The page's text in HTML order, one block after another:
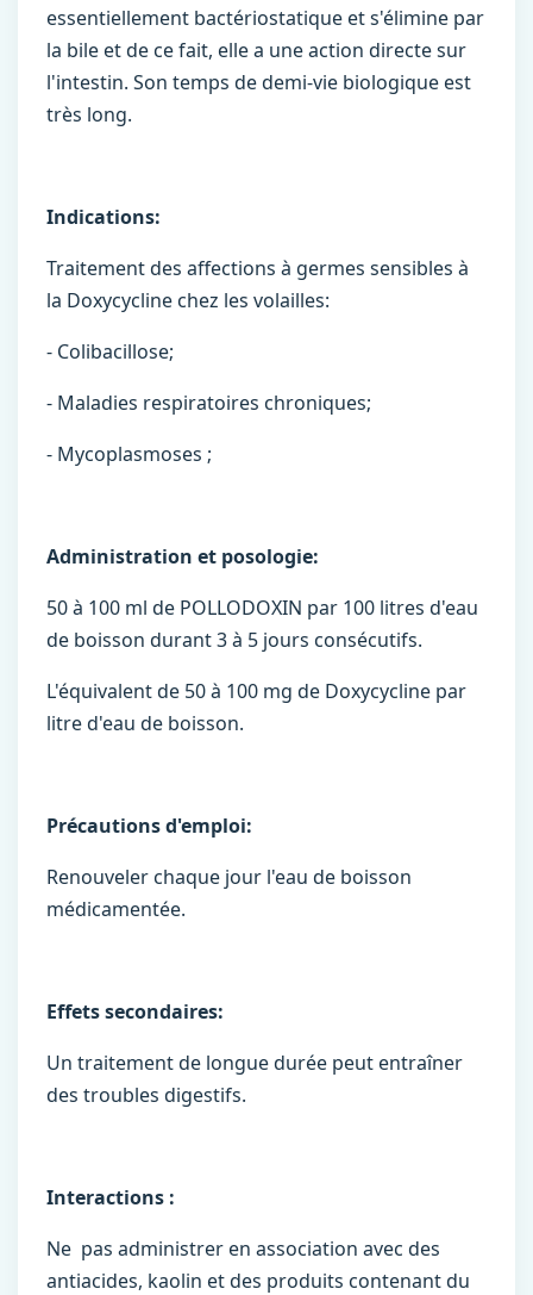
essentiellement bactériostatique et s'élimine par
la bile et de ce fait, elle a une action directe sur
l'intestin. Son temps de demi-vie biologique est
très long.
Indications:
Traitement des affections à germes sensibles à
la Doxycycline chez les volailles:
- Colibacillose;
- Maladies respiratoires chroniques;
- Mycoplasmoses ;
Administration et posologie:
50 à 100 ml de POLLODOXIN par 100 litres d'eau
de boisson durant 3 à 5 jours consécutifs.
L'équivalent de 50 à 100 mg de Doxycycline par
litre d'eau de boisson.
Précautions d'emploi:
Renouveler chaque jour l'eau de boisson
médicamentée.
Effets secondaires:
Un traitement de longue durée peut entraîner
des troubles digestifs.
Interactions :
Ne pas administrer en association avec des
antiacides, kaolin et des produits contenant du